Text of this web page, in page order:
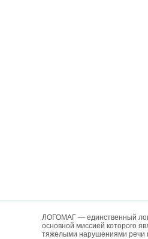
ЛОГОМАГ — единственный
основной миссией которого
тяжелыми нарушениями речи